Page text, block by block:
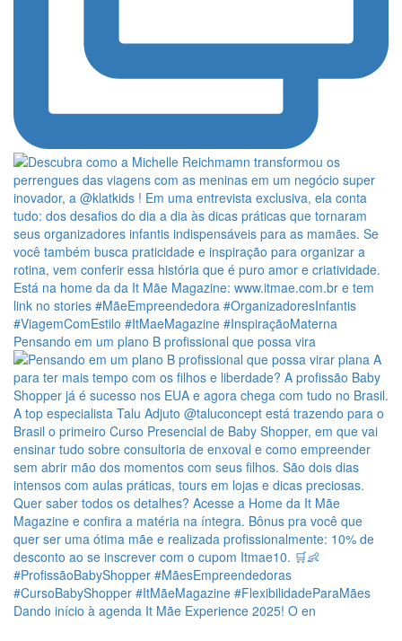
Pensando em um plano B profissional que possa vira
Dando início à agenda It Mãe Experience 2025! O en